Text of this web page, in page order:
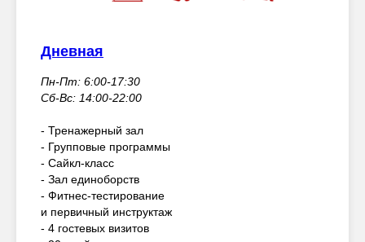
Дневная
Пн-Пт: 6:00-17:30
Сб-Вс: 14:00-22:00
- Тренажерный зал
- Групповые программы
- Сайкл-класс
- Зал единоборств
- Фитнес-тестирование
и первичный инструктаж
- 4 гостевых визитов